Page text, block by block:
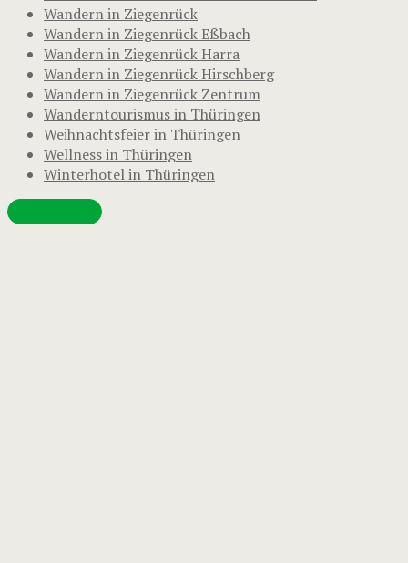
Wandern in Ziegenrück
Wandern in Ziegenrück Eßbach
Wandern in Ziegenrück Harra
Wandern in Ziegenrück Hirschberg
Wandern in Ziegenrück Zentrum
Wanderntourismus in Thüringen
Weihnachtsfeier in Thüringen
Wellness in Thüringen
Winterhotel in Thüringen